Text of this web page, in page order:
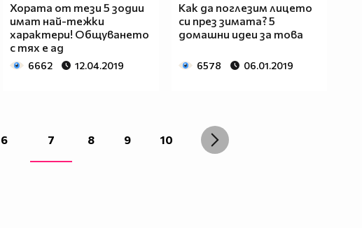
Хората от тези 5 зодии
имат най-тежки
характери! Общуването
с тях е ад
6662 12.04.2019
Как да поглезим лицето
си през зимата? 5
домашни идеи за това
6578 06.01.2019
6 7 8 9 10